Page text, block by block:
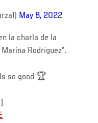
May 8, 2022
la charla de la
Rodríguez”.
so good 🏆